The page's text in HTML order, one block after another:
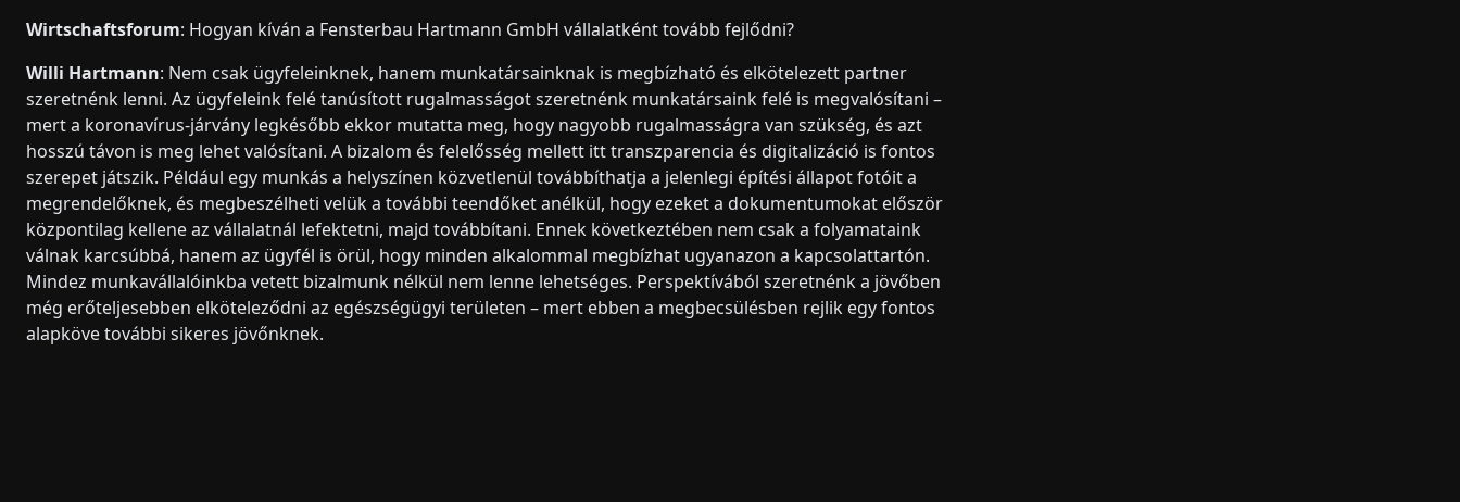
Wirtschaftsforum: Hogyan kíván a Fensterbau Hartmann GmbH vállalatként tovább fejlődni?
Willi Hartmann: Nem csak ügyfeleinknek, hanem munkatársainknak is megbízható és elkötelezett partner
szeretnénk lenni. Az ügyfeleink felé tanúsított rugalmasságot szeretnénk munkatársaink felé is megvalósítani –
mert a koronavírus-járvány legkésőbb ekkor mutatta meg, hogy nagyobb rugalmasságra van szükség, és azt
hosszú távon is meg lehet valósítani. A bizalom és felelősség mellett itt transzparencia és digitalizáció is fontos
szerepet játszik. Például egy munkás a helyszínen közvetlenül továbbíthatja a jelenlegi építési állapot fotóit a
megrendelőknek, és megbeszélheti velük a további teendőket anélkül, hogy ezeket a dokumentumokat először
központilag kellene az vállalatnál lefektetni, majd továbbítani. Ennek következtében nem csak a folyamataink
válnak karcsúbbá, hanem az ügyfél is örül, hogy minden alkalommal megbízhat ugyanazon a kapcsolattartón.
Mindez munkavállalóinkba vetett bizalmunk nélkül nem lenne lehetséges. Perspektívából szeretnénk a jövőben
még erőteljesebben elköteleződni az egészségügyi területen – mert ebben a megbecsülésben rejlik egy fontos
alapköve további sikeres jövőnknek.